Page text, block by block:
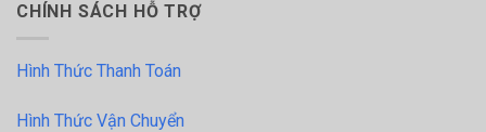
CHÍNH SÁCH HỖ TRỢ
Hình Thức Thanh Toán
Hình Thức Vận Chuyển